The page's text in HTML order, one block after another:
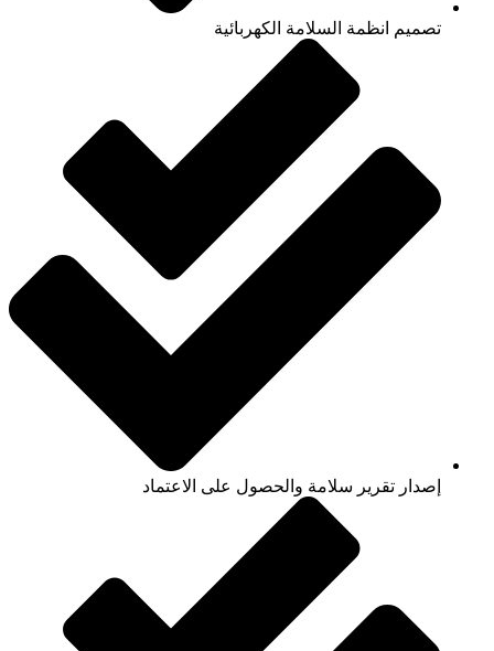
تصميم انظمة السلامة الكهربائية
إصدار تقرير سلامة والحصول على الاعتماد